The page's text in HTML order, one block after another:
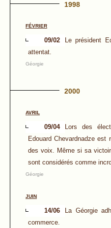
1998
FÉVRIER
09/02
Le président
attentat.
Géorgie
2000
AVRIL
09/04
Lors des
Edouard Chevardnadze
des voix. Même si sa
sont considérés comme
Géorgie
JUIN
14/06
La Géorgie
commerce.